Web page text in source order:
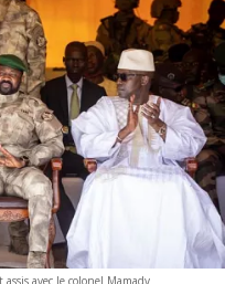
avec le colonel Mamady